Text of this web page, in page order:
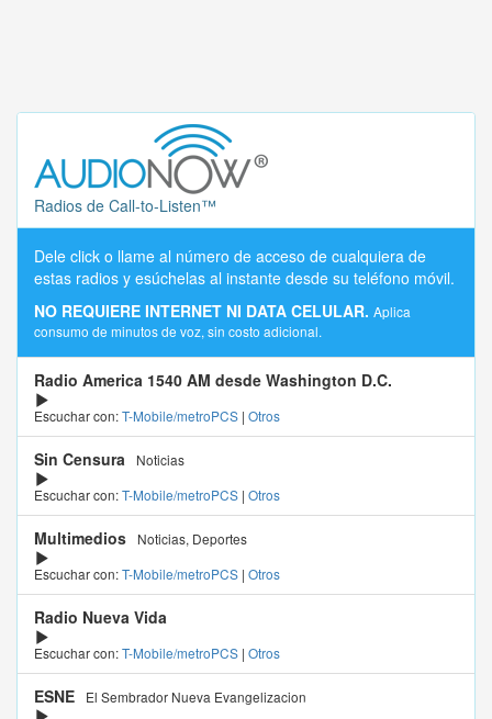
Radios de Call-to-Listen™
Dele click o llame al número de acceso de cualquiera de
estas radios y esúchelas al instante desde su teléfono móvil.
NO REQUIERE INTERNET NI DATA CELULAR. Aplica
consumo de minutos de voz, sin costo adicional.
Radio America 1540 AM desde Washington D.C.
Escuchar con:T-Mobile/metroPCS | Otros
Sin Censura
Noticias
Escuchar con:T-Mobile/metroPCS | Otros
Multimedios
Noticias, Deportes
Escuchar con:T-Mobile/metroPCS | Otros
Radio Nueva Vida
Escuchar con:T-Mobile/metroPCS | Otros
ESNE
El Sembrador Nueva Evangelizacion